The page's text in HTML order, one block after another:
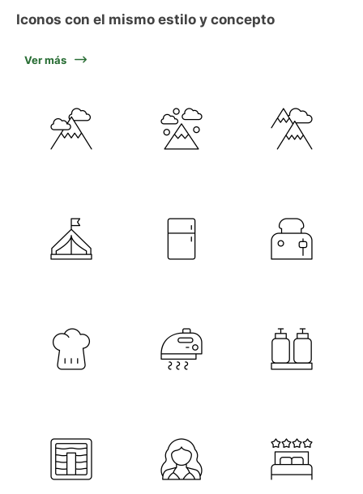
Iconos con el mismo estilo y concepto
Ver más